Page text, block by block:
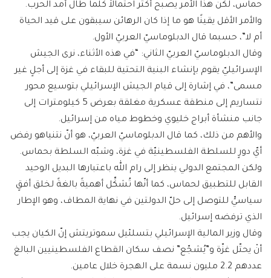
حماس، لكن هذا الأمر يصبح أكثر احتمالاً كلّما طال أمد الحرب.
والأمر الأقل يقينًا هو ما إذا كان الرهائن سيبقون على قيد الحياة
أم لا”، حسبما قال الدبلوماسيّ العربيّ الأول.
وقال الدبلوماسيّ العربيّ الثاني: “في هذه الأثناء، نرى الجيش
الإسرائيليّ يقوم بإنشاء البنية التحتية للبقاء في غزة إلى أجلٍ غير
مسمى”، في إشارة إلى قيام الجيش الإسرائيلي بتوسيع محور
نتساريم إلى منطقة عسكرية مغلقة بعرض 5 كيلومترات إلى
جانب منشأة أبراج خليوي وخطوط مياه من إسرائيل.
والأهم من ذلك، كما قال الدبلوماسيّ العربيّ، هو أنّ نتنياهو رفض
أيّ دورٍ للسلطة الفلسطينيّة في غزة، وشبّه السلطة بحماس.
ولكن المجتمع الدولي ينظر إلى رام الله باعتبارها البديل الوحيد
القابل للتطبيق لحماس، كما أنّها تُشكِّل أهميةً بالغةً لخلق أفقٍ
سياسيٍّ للتوصل إلى حلّ الدولتين في نهاية المطاف، وهو الإطار
الذي ترفضه إسرائيل.
وقال وزير المالية الإسرائيلي بتسلئيل سموتريتش إنّ الكيان يجب
أنْ يحتّل غزّة و”يُشجّع” نصف سكان القطاع الفلسطينيين البالغ
عددهم 2.2 مليون نسمة على الهجرة خلال عامين.